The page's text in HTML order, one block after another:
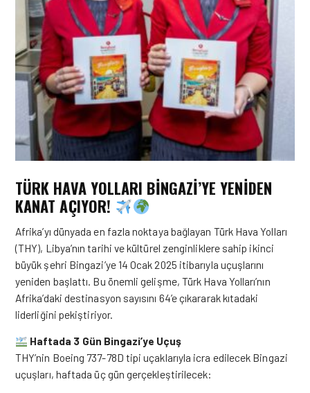
TÜRK HAVA YOLLARI BINGAZI’YE YENIDEN
KANAT AÇIYOR!
Afrika’yı dünyada en fazla noktaya bağlayan Türk Hava Yolları
(THY), Libya’nın tarihi ve kültürel zenginliklere sahip ikinci
büyük şehri Bingazi’ye 14 Ocak 2025 itibarıyla uçuşlarını
yeniden başlattı. Bu önemli gelişme, Türk Hava Yolları’nın
Afrika’daki destinasyon sayısını 64’e çıkararak kıtadaki
liderliğini pekiştiriyor.
Haftada 3 Gün Bingazi’ye Uçuş
THY’nin Boeing 737-78D tipi uçaklarıyla icra edilecek Bingazi
uçuşları, haftada üç gün gerçekleştirilecek: